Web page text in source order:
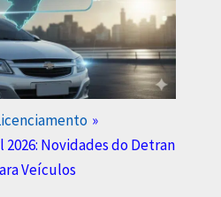
Novidades do Detran
Veículos